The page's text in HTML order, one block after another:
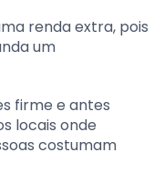
renda extra, pois
um
firme e antes
locais onde
costumam